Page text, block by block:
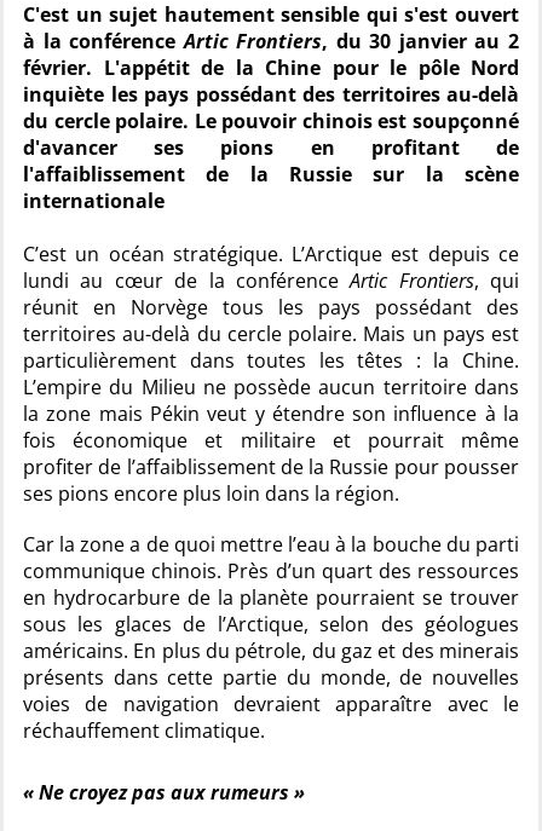
C'est un sujet hautement sensible qui s'est ouvert
à la conférenceArtic Frontiers, du 30 janvier au 2
février. L'appétit de la Chine pour le pôle Nord
inquiète les pays possédant des territoires au-delà
du cercle polaire. Le pouvoir chinois est soupçonné
d'avancer ses pions en profitant de
l'affaiblissement de la Russie sur la scène
internationale
C’est un océan stratégique. L’Arctique est depuis ce
lundi au cœur de la conférenceArtic Frontiers, qui
réunit en Norvège tous les pays possédant des
territoires au-delà du cercle polaire. Mais un pays est
particulièrement dans toutes les têtes : la Chine.
L’empire du Milieu ne possède aucun territoire dans
la zone mais Pékin veut y étendre son influence à la
fois économique et militaire et pourrait même
profiter de l’affaiblissement de la Russie pour pousser
ses pions encore plus loin dans la région.
Car la zone a de quoi mettre l’eau à la bouche du parti
communique chinois. Près d’un quart des ressources
en hydrocarbure de la planète pourraient se trouver
sous les glaces de l’Arctique, selon des géologues
américains. En plus du pétrole, du gaz et des minerais
présents dans cette partie du monde, de nouvelles
voies de navigation devraient apparaître avec le
réchauffement climatique.
« Ne croyez pas aux rumeurs »